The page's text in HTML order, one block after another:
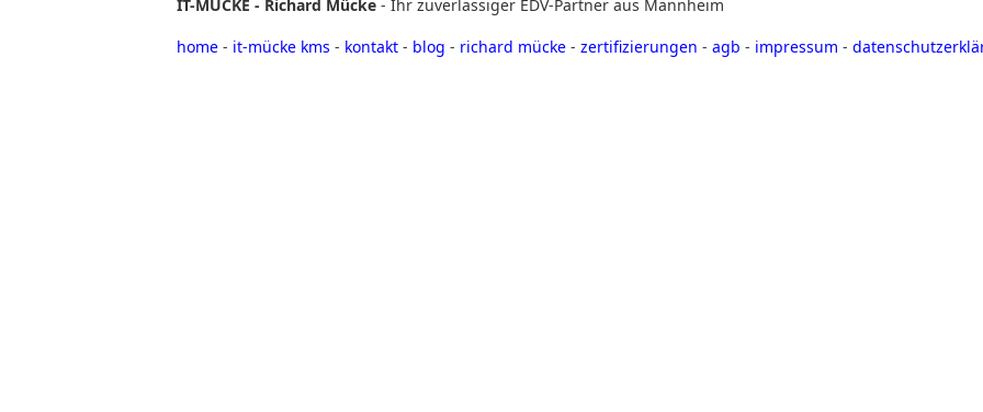
IT-MÜCKE - Richard Mücke - Ihr zuverlässiger EDV-Partner aus Mannheim
home - it-mücke kms - kontakt - blog - richard mücke - zertifizierungen - agb - impressum -